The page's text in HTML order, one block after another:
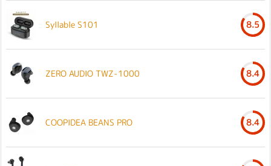
Syllable S101 8.5
ZERO AUDIO TWZ-1000 8.4
COOPIDEA BEANS PRO 8.4